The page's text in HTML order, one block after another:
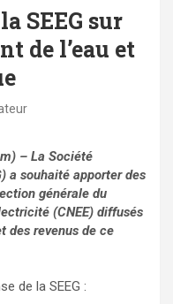
SEEG sur
de l’eau et
– La Société
a souhaité apporter des
générale du
(CNEE) diffusés
des revenus de ce
de la SEEG :